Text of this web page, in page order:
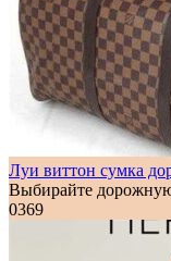
Луи виттон сумка
Выбирайте дорожную
0369